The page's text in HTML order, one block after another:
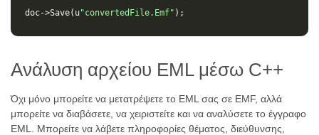
doc->Save( u"convertedFile.Emf" );
Ανάλυση αρχείου EML μέσω C++
Όχι μόνο μπορείτε να μετατρέψετε το EML σας σε EMF, αλλά
μπορείτε να διαβάσετε, να χειριστείτε και να αναλύσετε το έγγραφο
EML. Μπορείτε να λάβετε πληροφορίες θέματος, διεύθυνσης,